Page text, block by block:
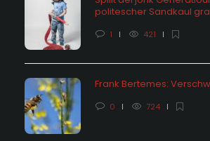
politescher Sandkaul
1 421
Frank Bertemes:
0 724